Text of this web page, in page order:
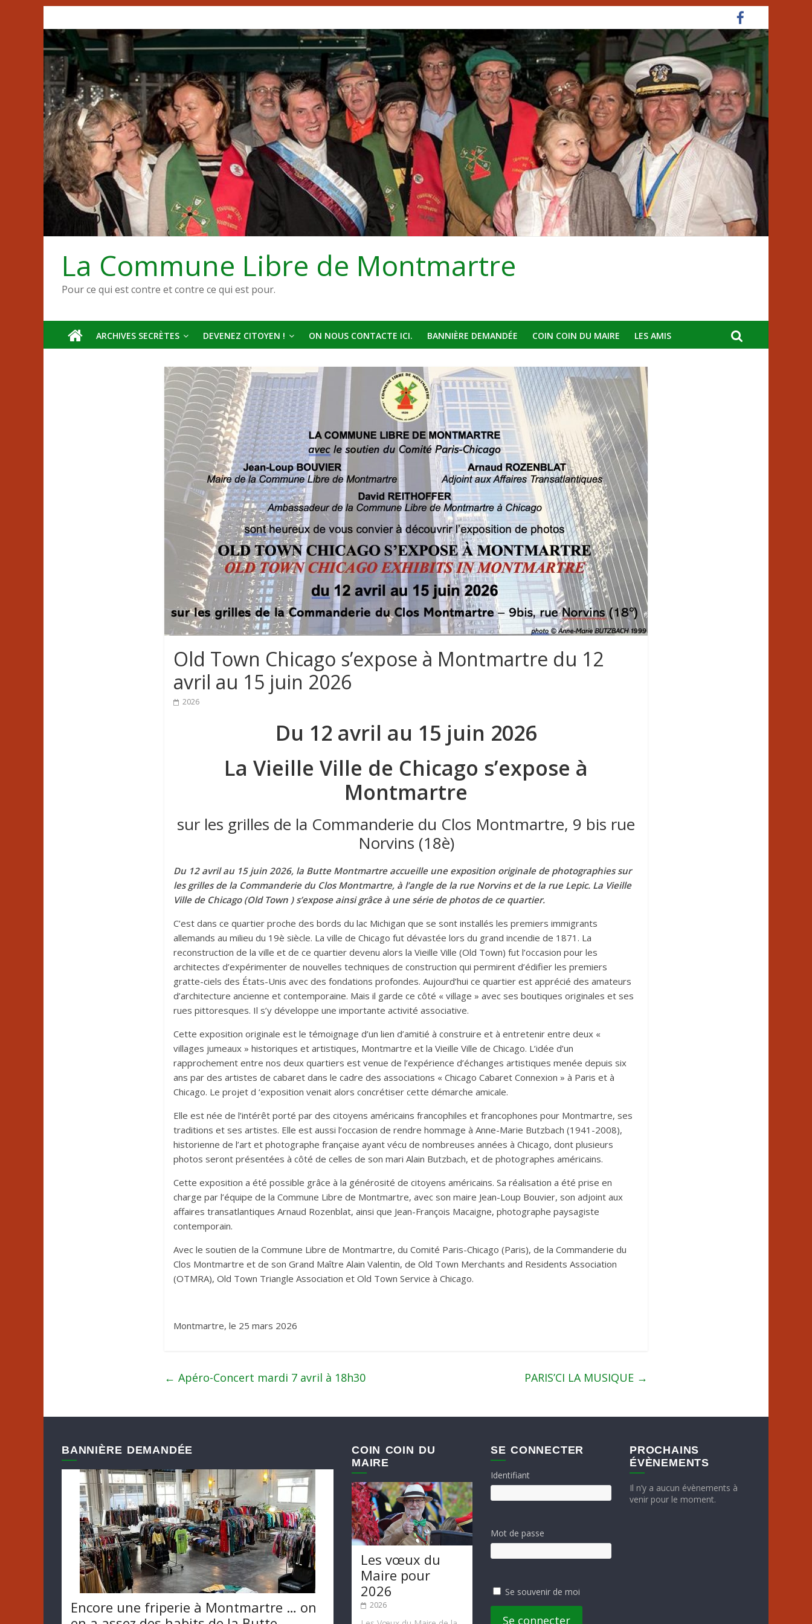
au
contenu
La Commune Libre de Montmartre
Pour ce qui est contre et contre ce qui est pour.
ARCHIVES SECRÈTES DEVENEZ CITOYEN ! ON NOUS CONTACTE ICI. BANNIÈRE DEMANDÉE COIN COIN DU MAIRE LES AMIS
Old Town Chicago s’expose à Montmartre du 12
avril au 15 juin 2026
2026
Du 12 avril au 15 juin 2026
La Vieille Ville de Chicago s’expose à
Montmartre
sur les grilles de la Commanderie du Clos Montmartre, 9 bis rue
Norvins (18è)
Du 12 avril au 15 juin 2026, la Butte Montmartre accueille une exposition originale de photographies sur
les grilles de la Commanderie du Clos Montmartre, à l’angle de la rue Norvins et de la rue Lepic. La Vieille
Ville de Chicago (Old Town ) s’expose ainsi grâce à une série de photos de ce quartier.
C’est dans ce quartier proche des bords du lac Michigan que se sont installés les premiers immigrants
allemands au milieu du 19è siècle. La ville de Chicago fut dévastée lors du grand incendie de 1871. La
reconstruction de la ville et de ce quartier devenu alors la Vieille Ville (Old Town) fut l’occasion pour les
architectes d’expérimenter de nouvelles techniques de construction qui permirent d’édifier les premiers
gratte-ciels des États-Unis avec des fondations profondes. Aujourd’hui ce quartier est apprécié des amateurs
d’architecture ancienne et contemporaine. Mais il garde ce côté « village » avec ses boutiques originales et ses
rues pittoresques. Il s’y développe une importante activité associative.
Cette exposition originale est le témoignage d’un lien d’amitié à construire et à entretenir entre deux «
villages jumeaux » historiques et artistiques, Montmartre et la Vieille Ville de Chicago. L’idée d’un
rapprochement entre nos deux quartiers est venue de l’expérience d’échanges artistiques menée depuis six
ans par des artistes de cabaret dans le cadre des associations « Chicago Cabaret Connexion » à Paris et à
Chicago. Le projet d ‘exposition venait alors concrétiser cette démarche amicale.
Elle est née de l’intérêt porté par des citoyens américains francophiles et francophones pour Montmartre, ses
traditions et ses artistes. Elle est aussi l’occasion de rendre hommage à Anne-Marie Butzbach (1941-2008),
historienne de l’art et photographe française ayant vécu de nombreuses années à Chicago, dont plusieurs
photos seront présentées à côté de celles de son mari Alain Butzbach, et de photographes américains.
Cette exposition a été possible grâce à la générosité de citoyens américains. Sa réalisation a été prise en
charge par l’équipe de la Commune Libre de Montmartre, avec son maire Jean-Loup Bouvier, son adjoint aux
affaires transatlantiques Arnaud Rozenblat, ainsi que Jean-François Macaigne, photographe paysagiste
contemporain.
Avec le soutien de la Commune Libre de Montmartre, du Comité Paris-Chicago (Paris), de la Commanderie du
Clos Montmartre et de son Grand Maître Alain Valentin, de Old Town Merchants and Residents Association
(OTMRA), Old Town Triangle Association et Old Town Service à Chicago.
Montmartre, le 25 mars 2026
← Apéro-Concert mardi 7 avril à 18h30 PARIS’CI LA MUSIQUE →
BANNIÈRE DEMANDÉE
Encore une friperie à Montmartre … on
COIN COIN DU
MAIRE
Les vœux du
Maire pour
2026
2026
SE CONNECTER
Identifiant
Mot de passe
Se souvenir de moi
Se connecter
PROCHAINS
ÉVÈNEMENTS
Il n’y a aucun évènements à
venir pour le moment.